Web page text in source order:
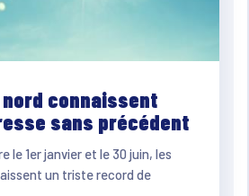
connaissent
sans précédent
le 1er janvier et le 30 juin, les
un triste record de